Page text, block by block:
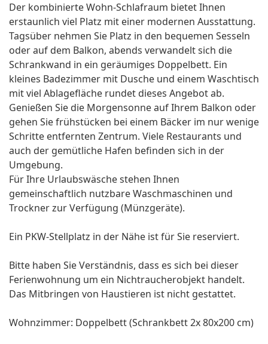
Der kombinierte Wohn-Schlafraum bietet Ihnen
erstaunlich viel Platz mit einer modernen Ausstattung.
Tagsüber nehmen Sie Platz in den bequemen Sesseln
oder auf dem Balkon, abends verwandelt sich die
Schrankwand in ein geräumiges Doppelbett. Ein
kleines Badezimmer mit Dusche und einem Waschtisch
mit viel Ablagefläche rundet dieses Angebot ab.
Genießen Sie die Morgensonne auf Ihrem Balkon oder
gehen Sie frühstücken bei einem Bäcker im nur wenige
Schritte entfernten Zentrum. Viele Restaurants und
auch der gemütliche Hafen befinden sich in der
Umgebung.
Für Ihre Urlaubswäsche stehen Ihnen
gemeinschaftlich nutzbare Waschmaschinen und
Trockner zur Verfügung (Münzgeräte).
Ein PKW-Stellplatz in der Nähe ist für Sie reserviert.
Bitte haben Sie Verständnis, dass es sich bei dieser
Ferienwohnung um ein Nichtraucherobjekt handelt.
Das Mitbringen von Haustieren ist nicht gestattet.
Wohnzimmer: Doppelbett (Schrankbett 2x 80x200 cm)